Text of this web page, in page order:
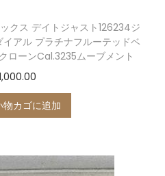
クス デイトジャスト126234ジ
アル プラチナフルーテッドベ
ーンCal.3235ムーブメント
物カゴに追加